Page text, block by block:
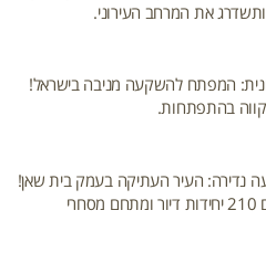
את המרחב העירוני.
המפתח להשקעה מניבה בישראל!
בהתפתחות.
נדירה: העיר העתיקה בעמק בית שאן!
– מתחדשת עם 210 יחידות דיור ומתחם מסחרי